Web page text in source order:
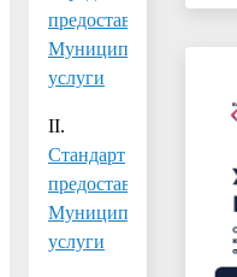
предоставления
Муниципальной
услуги
II.
Стандарт
предоставления
Муниципальной
услуги